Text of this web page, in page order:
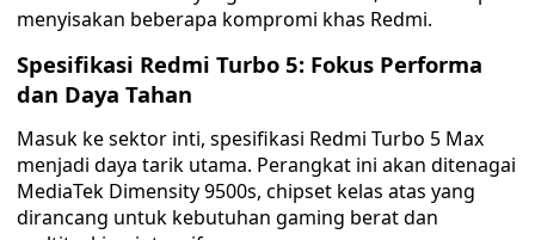
menyisakan beberapa kompromi khas Redmi.
Spesifikasi Redmi Turbo 5: Fokus Performa
dan Daya Tahan
Masuk ke sektor inti, spesifikasi Redmi Turbo 5 Max
menjadi daya tarik utama. Perangkat ini akan ditenagai
MediaTek Dimensity 9500s, chipset kelas atas yang
dirancang untuk kebutuhan gaming berat dan